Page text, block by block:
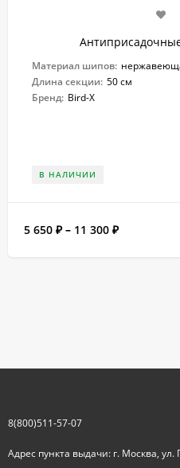
Материал шипов:
Длина секции: 50 см
Бренд: Bird-X
В НАЛИЧИИ
5 650 ₽– 11 300 ₽
8(800)511-57-07
Адрес пункта выдачи: г. Москва,